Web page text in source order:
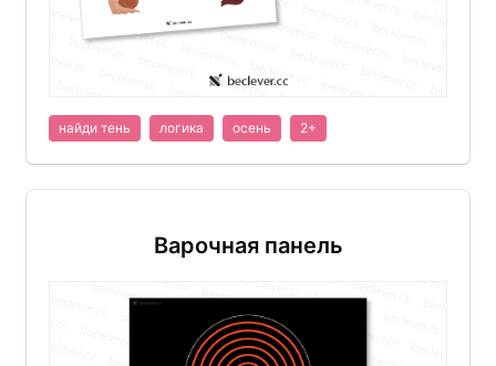
найди тень логика осень 2+
Варочная панель